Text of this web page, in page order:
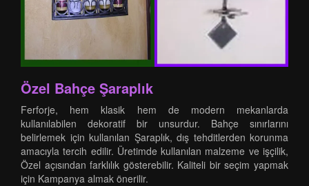
Özel Bahçe Şaraplık
Ferforje, hem klasik hem de modern mekanlarda
kullanılabilen dekoratif bir unsurdur. Bahçe sınırlarını
belirlemek için kullanılan Şaraplık, dış tehditlerden korunma
amacıyla tercih edilir. Üretimde kullanılan malzeme ve işçilik,
Özel açısından farklılık gösterebilir. Kaliteli bir seçim yapmak
için Kampanya almak önerilir.